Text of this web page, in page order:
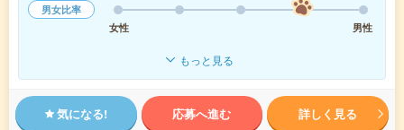
男女比率
女性
男性
もっと見る
気になる! 応募へ進む 詳しく見る